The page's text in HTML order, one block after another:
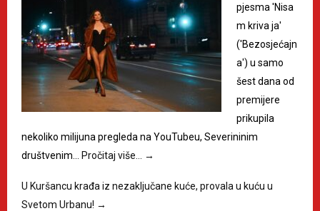
pjesma 'Nisa
m kriva ja'
('Bezosjećajn
a') u samo
šest dana od
premijere
prikupila
nekoliko milijuna pregleda na YouTubeu, Severininim
društvenim… Pročitaj više… →
U Kuršancu krađa iz nezaključane kuće, provala u kuću u
Svetom Urbanu! →